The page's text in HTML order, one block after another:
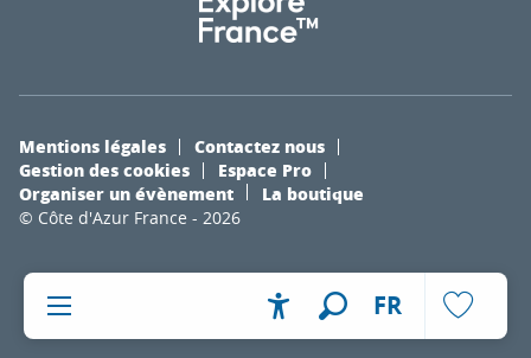
AccessibilitéVoir les
Recherche
FR
© Côte d'Azur France - 2026
Mentions légales
Contactez nous
Gestion des cookies
Espace Pro
Organiser un évènement
La boutique